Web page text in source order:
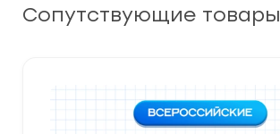
Сопутствующие товары